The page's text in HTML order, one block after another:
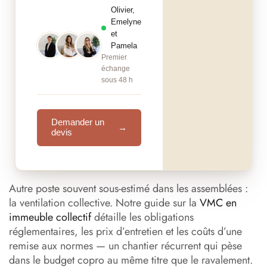
Olivier,
Emelyne
et
Pamela
Premier
échange
sous 48 h
Demander un
devis
→
Autre poste souvent sous-estimé dans les assemblées :
la ventilation collective. Notre guide sur la VMC en
immeuble collectifdétaille les obligations
réglementaires, les prix d’entretien et les coûts d’une
remise aux normes — un chantier récurrent qui pèse
dans le budget copro au même titre que le ravalement.